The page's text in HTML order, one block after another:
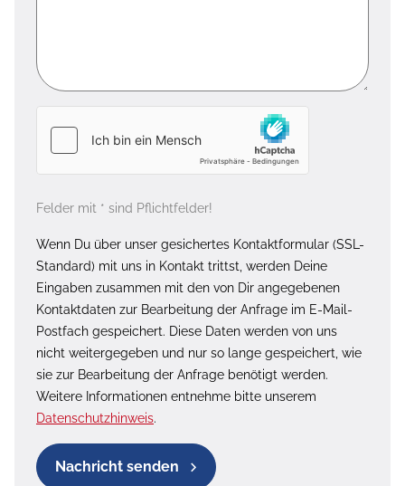
Felder mit * sind Pflichtfelder!
Wenn Du über unser gesichertes Kontaktformular (SSL-
Standard) mit uns in Kontakt trittst, werden Deine
Eingaben zusammen mit den von Dir angegebenen
Kontaktdaten zur Bearbeitung der Anfrage im E-Mail-
Postfach gespeichert. Diese Daten werden von uns
nicht weitergegeben und nur so lange gespeichert, wie
sie zur Bearbeitung der Anfrage benötigt werden.
Weitere Informationen entnehme bitte unserem
Datenschutzhinweis.
Nachricht senden